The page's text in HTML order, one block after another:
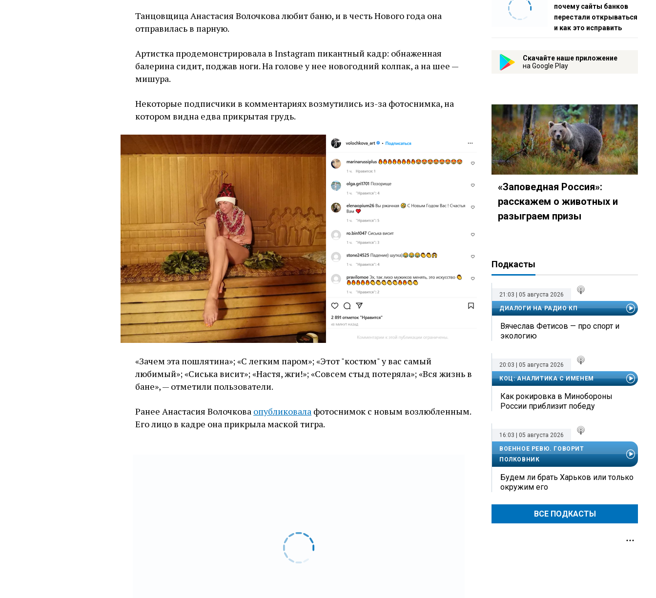
Танцовщица Анастасия Волочкова любит баню, и в честь Нового года она
отправилась в парную.
Артистка продемонстрировала в Instagram пикантный кадр: обнаженная
балерина сидит, поджав ноги. На голове у нее новогодний колпак, а на шее —
мишура.
Некоторые подписчики в комментариях возмутились из-за фотоснимка, на
котором видна едва прикрытая грудь.
«Зачем эта пошлятина»; «С легким паром»; «Этот "костюм" у вас самый
любимый»; «Сиська висит»; «Настя, жги!»; «Совсем стыд потеряла»; «Вся жизнь в
бане», — отметили пользователи.
Ранее Анастасия Волочкова опубликовала фотоснимок с новым возлюбленным.
Его лицо в кадре она прикрыла маской тигра.
почему сайты банков
перестали открываться
и как это исправить
Скачайте наше приложение
на Google Play
«Заповедная Россия»:
расскажем о животных и
разыграем призы
Подкасты
21:03 | 05 августа 2026
ДИАЛОГИ НА РАДИО КП
Вячеслав Фетисов — про спорт и
экологию
20:03 | 05 августа 2026
КОЦ: АНАЛИТИКА С ИМЕНЕМ
Как рокировка в Минобороны
России приблизит победу
16:03 | 05 августа 2026
ВОЕННОЕ РЕВЮ. ГОВОРИТ
ПОЛКОВНИК
Будем ли брать Харьков или только
окружим его
ВСЕ ПОДКАСТЫ